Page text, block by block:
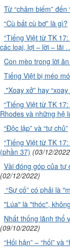
Từ “châm biếm” đến
“Cù bất cù bơ” là gì?
“Tiếng Việt từ TK
các loại, lợi – lời – lãi
Con mèo trong lời
Tiếng Việt bị méo mó
"Xoay xở” hay “xoay
“Tiếng Việt từ TK
Rhodes và những hệ
“Độc lập” và “tự chủ”
“Tiếng Việt từ TK
(phần 37) (03/12/
Vài đóng góp của tự
(02/12/2022)
“Sự cố” có phải là
"Lúa" là "thóc",
Nhất thống lãnh thổ
(09/10/2022)
“Hối hận” – “hối” và